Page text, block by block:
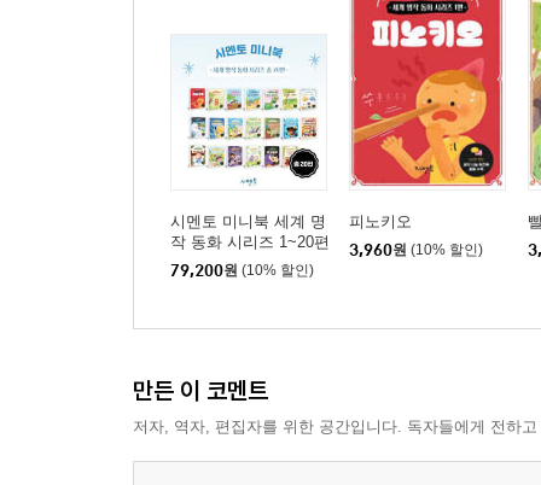
시멘토 미니북 세계 명
작 동화 시리즈 1~20편
세트
79,200원 (10% 할인)
피노키오
3,960원 (10% 할인)
만든 이 코멘트
저자, 역자, 편집자를 위한 공간입니다. 독자들에게 전하